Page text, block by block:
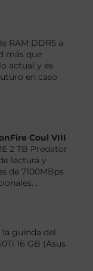
RAM DDR5 a
más que
actual y es
en caso
Coul VIII
2 TB Predator
lectura y
de 7100MBps
.
guinda del
16 GB (Asus